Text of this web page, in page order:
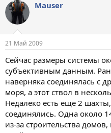
Mauser
21 Май 2009
Сейчас размеры системы
субъективным данным.
наверняка соединялась с
моря, а этот ствол в
Недалеко есть еще 2
соединялись. Одна около
из-за строительства